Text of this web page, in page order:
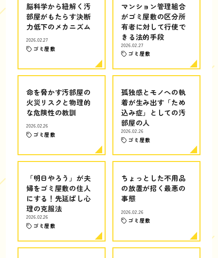
脳科学から紐解く汚
部屋がもたらす決断
力低下のメカニズム
2026.02.27
ゴミ屋敷
マンション管理組合
がゴミ屋敷の区分所
有者に対して行使で
きる法的手段
2026.02.27
ゴミ屋敷
命を脅かす汚部屋の
火災リスクと物理的
な危険性の教訓
2026.02.26
ゴミ屋敷
孤独感とモノへの執
着が生み出す「ため
込み症」としての汚
部屋の人
2026.02.26
ゴミ屋敷
「明日やろう」が夫
婦をゴミ屋敷の住人
にする！先延ばし心
理の克服法
2026.02.26
ゴミ屋敷
ちょっとした不用品
の放置が招く最悪の
事態
2026.02.26
ゴミ屋敷